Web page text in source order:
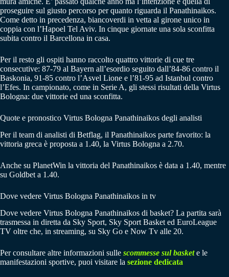
proseguire sul giusto percorso per quanto riguarda il Panathinaikos.
Come detto in precedenza, biancoverdi in vetta al girone unico in
coppia con l’Hapoel Tel Aviv. In cinque giornate una sola sconfitta
subita contro il Barcellona in casa.
Per il resto gli ospiti hanno raccolto quattro vittorie di cue tre
consecutive: 87-79 al Bayern all’esordio seguito dall’84-86 contro il
Baskonia, 91-85 contro l’Asvel Lione e l’81-95 ad Istanbul contro
l’Efes. In campionato, come in Serie A, gli stessi risultati della Virtus
Bologna: due vittorie ed una sconfitta.
Quote e pronostico Virtus Bologna Panathinaikos degli analisti
Per il team di analisti di Betflag, il Panathinaikos parte favorito: la
vittoria greca è proposta a 1.40, la Virtus Bologna a 2.70.
Anche su PlanetWin la vittoria del Panathinaikos è data a 1.40, mentre
su Goldbet a 1.40.
Dove vedere Virtus Bologna Panathinaikos in tv
Dove vedere Virtus Bologna Panathinaikos di basket? La partita sarà
trasmessa in diretta da Sky Sport, Sky Sport Basket ed EuroLeague
TV oltre che, in streaming, su Sky Go e Now Tv alle 20.
Per consultare altre informazioni sulle scommesse sul baskete le
manifestazioni sportive, puoi visitare la sezione dedicata